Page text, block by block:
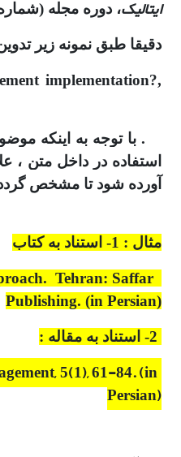
ایتالیک، دوره مجله
دقیقا طبق نمونه زیر
implementation?,
آورده شود تا مشخص
مثال : 1- استناد به کتاب
Tehran: Saffar
Publishing. (in Persian)
5(1), 61-84. (in
Persian)